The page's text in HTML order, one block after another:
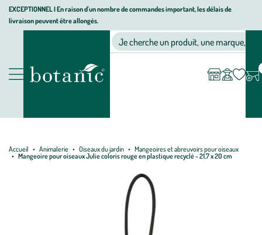
Aller
Aller
au
Aller
au
page
EXCEPTIONNEL I En raison d'un nombre de commandes important, les délais de
livraison peuvent être allongés.
Nos produits
Jardinerie écologique, animalerie, décoration, alimentation bio
Je cherche un produit, une marque, un
compte
Accueil Animalerie Oiseaux du jardin
Mangeoires et abreuvoirs pour oiseaux
Mangeoire pour oiseaux Julie coloris rouge en plastique recyclé - 21,7 x 20 cm